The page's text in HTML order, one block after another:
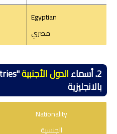
Egyptian
مصري
2. أسماء الدول الأجنبية
بالانجليزية
Nationality
الجنسية